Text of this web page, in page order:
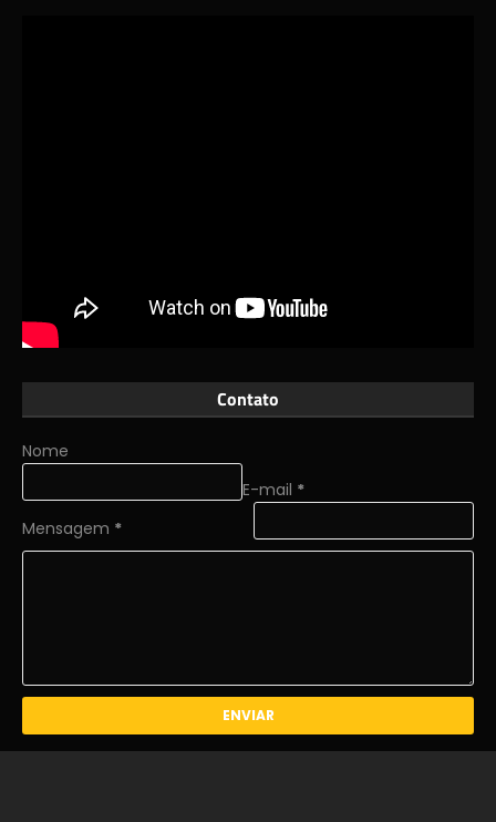
Contato
Nome
E-mail *
Mensagem *